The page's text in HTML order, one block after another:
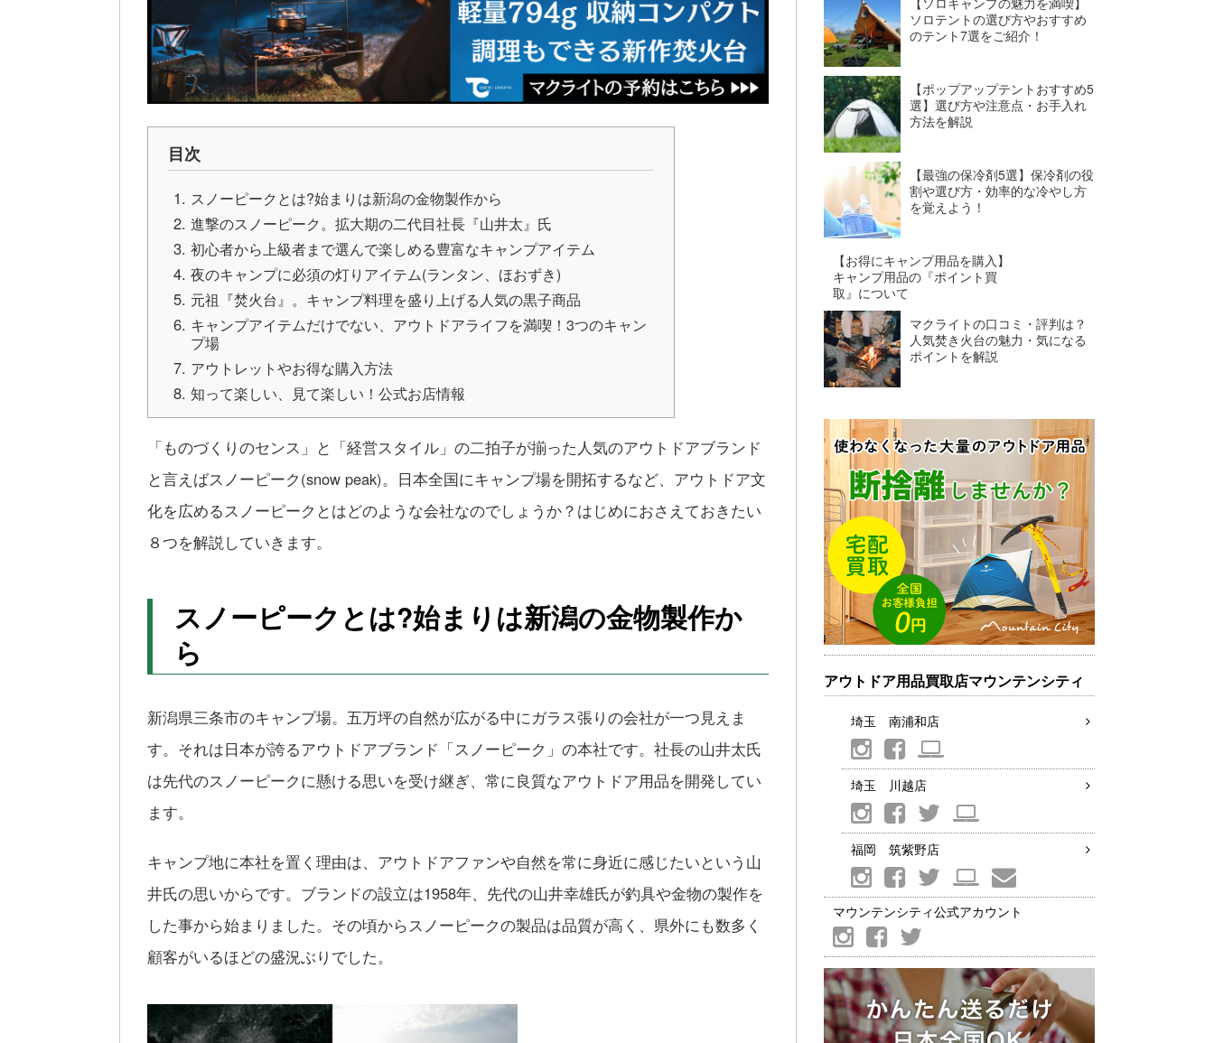
目次
スノーピークとは?始まりは新潟の金物製作から
進撃のスノーピーク。拡大期の二代目社長『山井太』氏
初心者から上級者まで選んで楽しめる豊富なキャンプアイテム
夜のキャンプに必須の灯りアイテム(ランタン、ほおずき)
元祖『焚火台』。キャンプ料理を盛り上げる人気の黒子商品
キャンプアイテムだけでない、アウトドアライフを満喫！3つのキャン
プ場
アウトレットやお得な購入方法
知って楽しい、見て楽しい！公式お店情報
「ものづくりのセンス」と「経営スタイル」の二拍子が揃った人気のアウトドアブランド
と言えばスノーピーク(snow peak)。日本全国にキャンプ場を開拓するなど、アウトドア文
化を広めるスノーピークとはどのような会社なのでしょうか？はじめにおさえておきたい
８つを解説していきます。
スノーピークとは?始まりは新潟の金物製作か
ら
新潟県三条市のキャンプ場。五万坪の自然が広がる中にガラス張りの会社が一つ見えま
す。それは日本が誇るアウトドアブランド「スノーピーク」の本社です。社長の山井太氏
は先代のスノーピークに懸ける思いを受け継ぎ、常に良質なアウトドア用品を開発してい
ます。
キャンプ地に本社を置く理由は、アウトドアファンや自然を常に身近に感じたいという山
井氏の思いからです。ブランドの設立は1958年、先代の山井幸雄氏が釣具や金物の製作を
した事から始まりました。その頃からスノーピークの製品は品質が高く、県外にも数多く
顧客がいるほどの盛況ぶりでした。
ソロテントの選び方やおすすめ
のテント7選をご紹介！
【ポップアップテントおすすめ5
選】選び方や注意点・お手入れ
方法を解説
【最強の保冷剤5選】保冷剤の役
割や選び方・効率的な冷やし方
を覚えよう！
【お得にキャンプ用品を購入】
キャンプ用品の『ポイント買
取』について
マクライトの口コミ・評判は？
人気焚き火台の魅力・気になる
ポイントを解説
アウトドア用品買取店マウンテンシティ
埼玉 南浦和店
埼玉 川越店
福岡 筑紫野店
マウンテンシティ公式アカウント